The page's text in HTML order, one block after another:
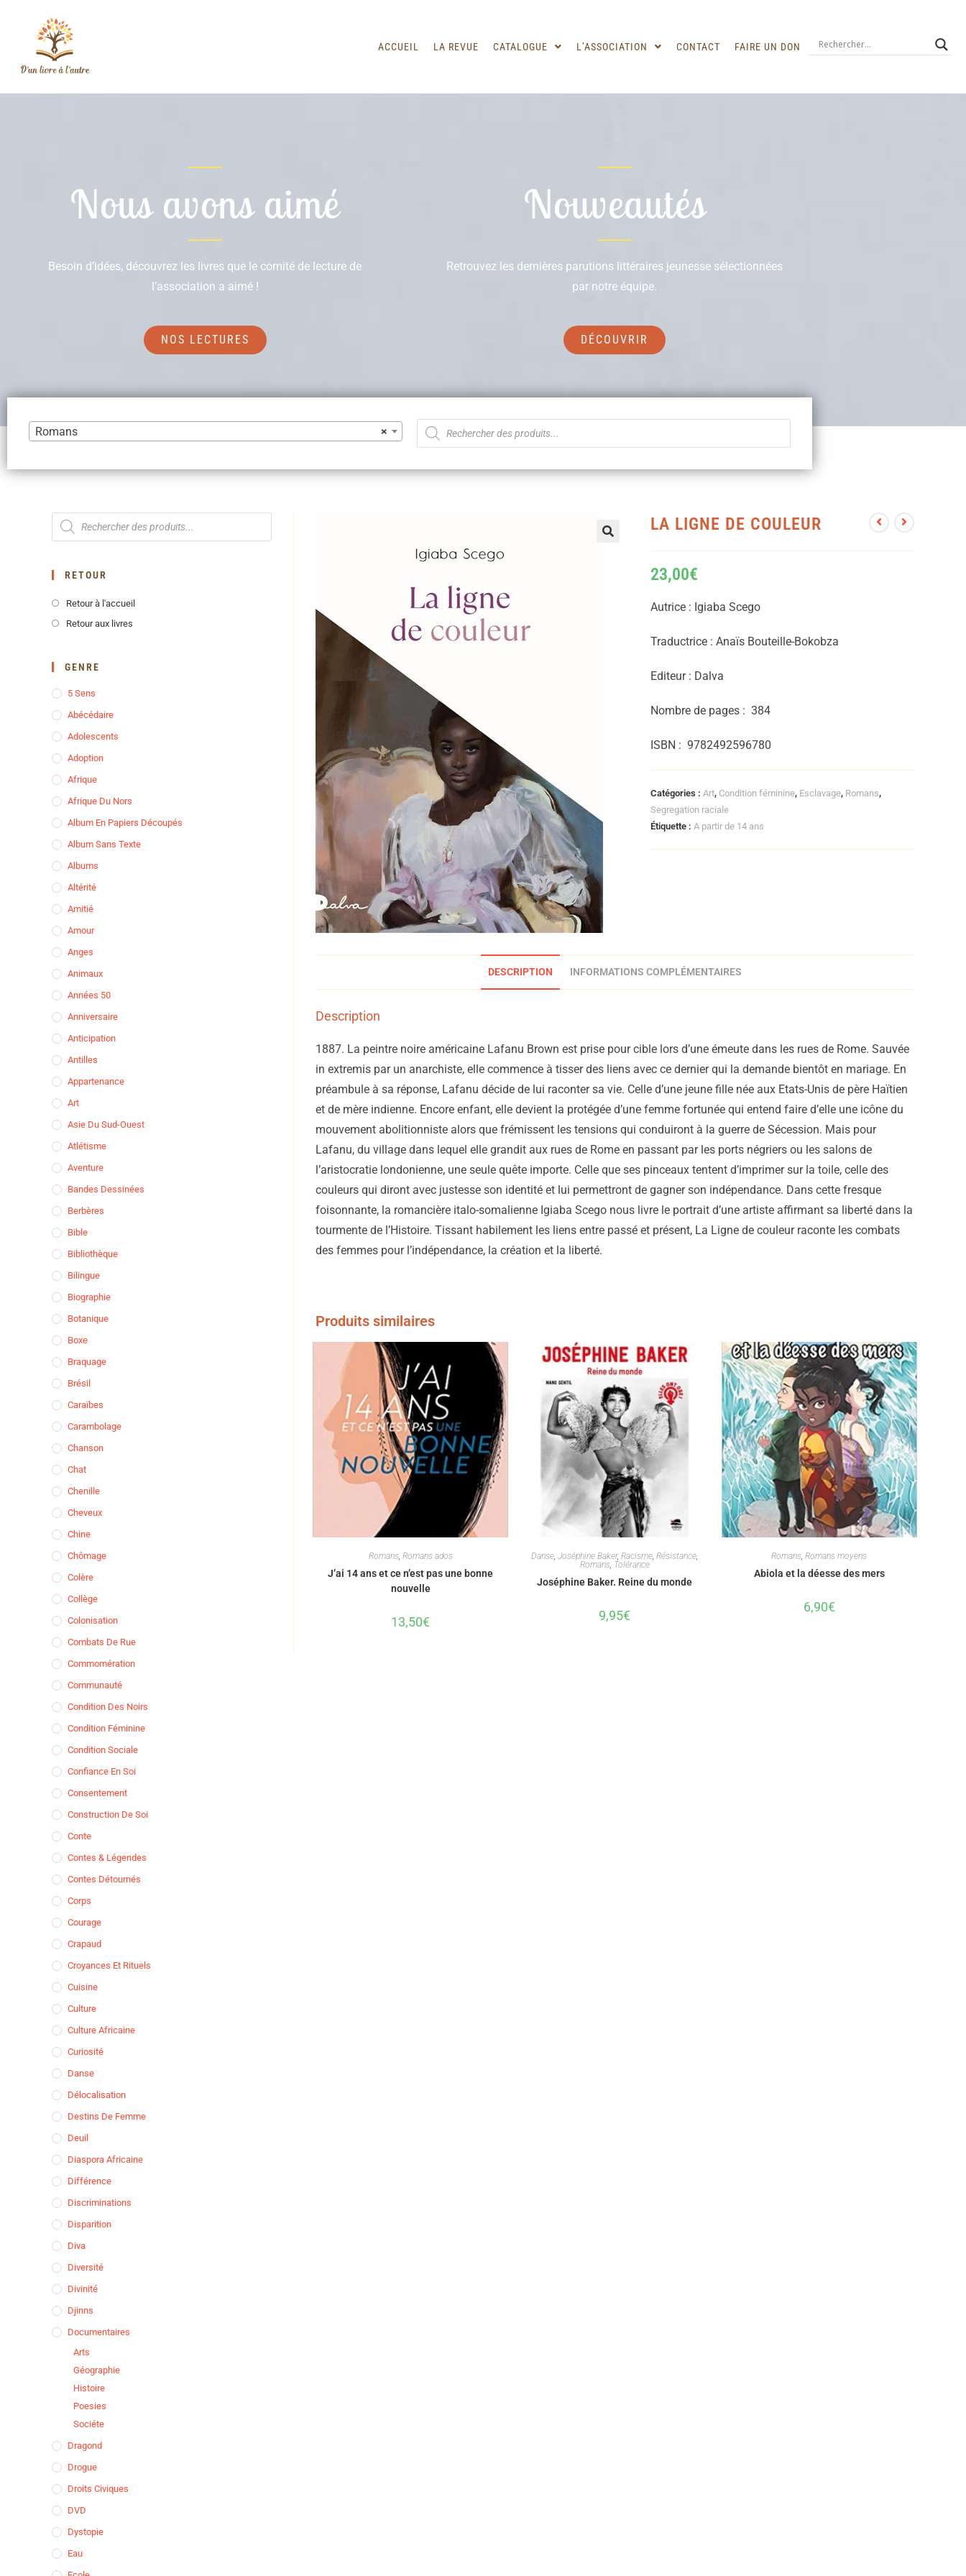
ACCUEIL LA REVUE CATALOGUE L’ASSOCIATION CONTACT FAIRE UN DON
Nous avons aimé
Besoin d’idées, découvrez les livres que le comité de lecture de
l’association a aimé !
NOS LECTURES
Nouveautés
Retrouvez les dernières parutions littéraires jeunesse sélectionnées
par notre équipe.
DÉCOUVRIR
×
Romans
LA LIGNE DE COULEUR
23,00€
Autrice : Igiaba Scego
Traductrice : Anaïs Bouteille-Bokobza
Editeur : Dalva
Nombre de pages : ‎384
ISBN : ‎9782492596780
Catégories : Art, Condition féminine, Esclavage, Romans,
Segregation raciale
Étiquette : A partir de 14 ans
DESCRIPTION INFORMATIONS COMPLÉMENTAIRES
Description
1887. La peintre noire américaine Lafanu Brown est prise pour cible lors d’une émeute dans les rues de Rome. Sauvée
in extremis par un anarchiste, elle commence à tisser des liens avec ce dernier qui la demande bientôt en mariage. En
préambule à sa réponse, Lafanu décide de lui raconter sa vie. Celle d’une jeune fille née aux Etats-Unis de père Haïtien
et de mère indienne. Encore enfant, elle devient la protégée d’une femme fortunée qui entend faire d’elle une icône du
mouvement abolitionniste alors que frémissent les tensions qui conduiront à la guerre de Sécession. Mais pour
Lafanu, du village dans lequel elle grandit aux rues de Rome en passant par les ports négriers ou les salons de
l’aristocratie londonienne, une seule quête importe. Celle que ses pinceaux tentent d’imprimer sur la toile, celle des
couleurs qui diront avec justesse son identité et lui permettront de gagner son indépendance. Dans cette fresque
foisonnante, la romancière italo-somalienne Igiaba Scego nous livre le portrait d’une artiste affirmant sa liberté dans la
tourmente de l’Histoire. Tissant habilement les liens entre passé et présent, La Ligne de couleur raconte les combats
des femmes pour l’indépendance, la création et la liberté.
Produits similaires
Romans, Romans ados
J’ai 14 ans et ce n’est pas une bonne
nouvelle
13,50€
Danse ,Joséphine Baker,Racisme ,Résistance
Romans, Tolérance
Joséphine Baker. Reine du monde
9,95€
Romans ,Romans moyens
Abiola et la déesse des mers
6,90€
RETOUR
Retour à l'accueil
Retour aux livres
GENRE
5 Sens
Abécédaire
Adolescents
Adoption
Afrique
Afrique Du Nors
Album En Papiers Découpés
Album Sans Texte
Albums
Altérité
Amitié
Amour
Anges
Animaux
Années 50
Anniversaire
Anticipation
Antilles
Appartenance
Art
Asie Du Sud-Ouest
Atlétisme
Aventure
Bandes Dessinées
Berbères
Bible
Bibliothèque
Bilingue
Biographie
Botanique
Boxe
Braquage
Brésil
Caraïbes
Carambolage
Chanson
Chat
Chenille
Cheveux
Chine
Chômage
Colère
Collège
Colonisation
Combats De Rue
Commomération
Communauté
Condition Des Noirs
Condition Féminine
Condition Sociale
Confiance En Soi
Consentement
Construction De Soi
Conte
Contes & Légendes
Contes Détournés
Corps
Courage
Crapaud
Croyances Et Rituels
Cuisine
Culture
Culture Africaine
Curiosité
Danse
Délocalisation
Destins De Femme
Deuil
Diaspora Africaine
Différence
Discriminations
Disparition
Diva
Diversité
Divinité
Djinns
Documentaires
Arts
Géographie
Histoire
Poesies
Sociéte
Dragond
Drogue
Droits Civiques
DVD
Dystopie
Eau